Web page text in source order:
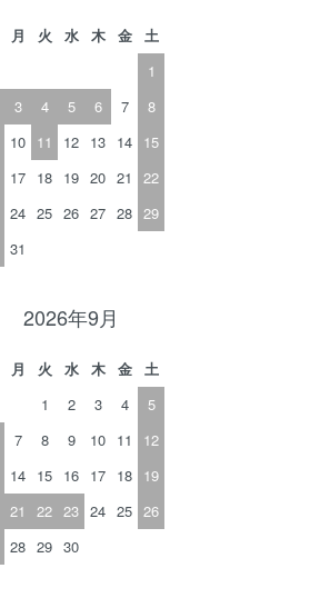
月 火 水 木 金
土
1
3 4 5 6 7
8
10 11 12 13 14 15
17 18 19 20 21
22
24 25 26 27 28 29
31
2026年9月
月 火 水 木 金
土
1
2 3 4
5
7 8 9 10 11
12
14 15 16 17 18 19
21 22 23 24 25 26
28 29 30